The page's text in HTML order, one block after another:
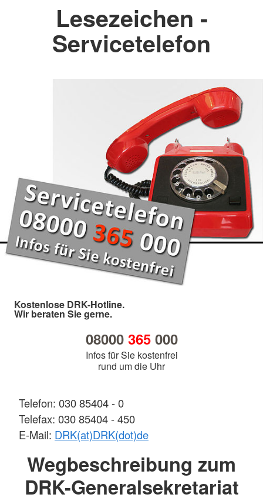
Lesezeichen -
Servicetelefon
Kostenlose DRK-Hotline.
Wir beraten Sie gerne.
08000 365000
Infos für Sie kostenfrei
rund um die Uhr
Telefon: 030 85404 - 0
Telefax: 030 85404 - 450
E-Mail: DRK(at)DRK(dot)de
Wegbeschreibung zum
DRK-Generalsekretariat